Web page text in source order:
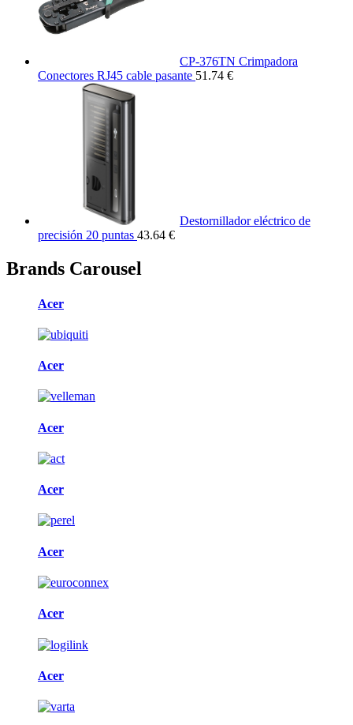
CP-376TN Crimpadora
Conectores RJ45 cable pasante 51.74 €
Destornillador eléctrico de
precisión 20 puntas 43.64 €
Brands Carousel
Acer
Acer
Acer
Acer
Acer
Acer
Acer